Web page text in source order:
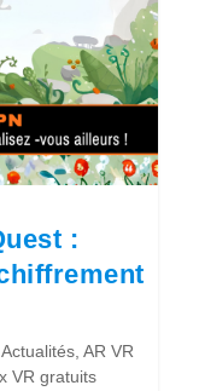
:
Actualités ,AR VR
VR gratuits